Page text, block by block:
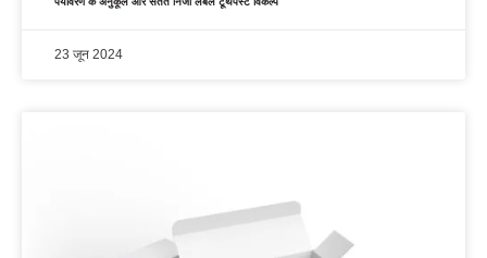
23 जून 2024